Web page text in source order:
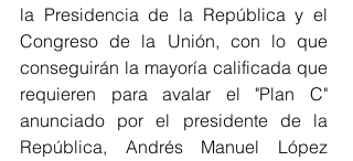
la Presidencia de la República y el
Congreso de la Unión, con lo que
conseguirán la mayoría calificada que
requieren para avalar el "Plan C"
anunciado por el presidente de la
República, Andrés Manuel López